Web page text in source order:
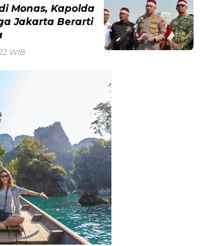
Monas, Kapolda
Jakarta Berarti
WIB